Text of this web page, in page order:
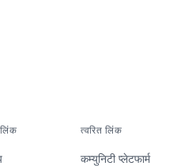
लिंक त्वरित लिंक
कम्युनिटी प्लेटफार्म